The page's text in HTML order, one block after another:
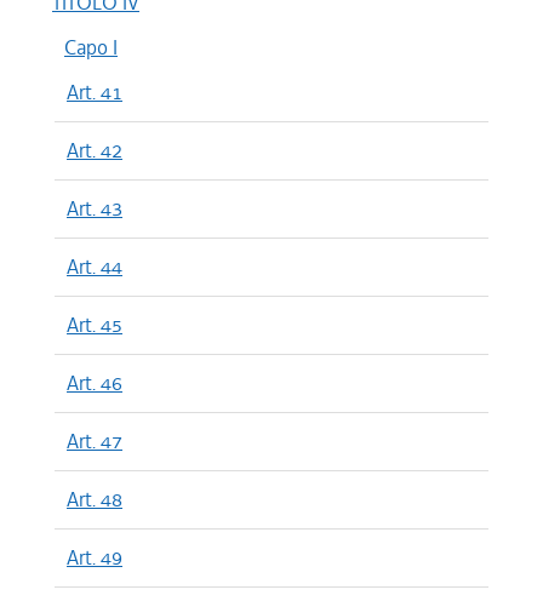
Capo I
Art. 41
Art. 42
Art. 43
Art. 44
Art. 45
Art. 46
Art. 47
Art. 48
Art. 49